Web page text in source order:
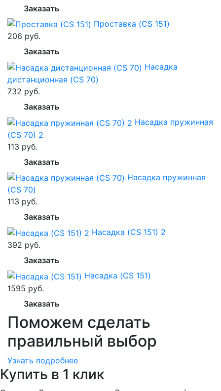
Заказать
Проставка (CS 151)
206 руб.
Заказать
Насадка
дистанционная (CS 70)
732 руб.
Заказать
Насадка пружинная
(CS 70) 2
113 руб.
Заказать
Насадка пружинная
(CS 70)
113 руб.
Заказать
Насадка (CS 151) 2
392 руб.
Заказать
Насадка (CS 151)
1595 руб.
Заказать
Поможем сделать
правильный выбор
Узнать подробнее
Купить в 1 клик